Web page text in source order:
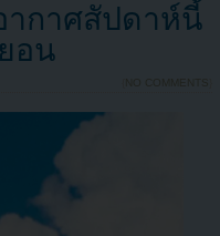
ากาศสัปดาห์นี้
อน
NO COMMENTS